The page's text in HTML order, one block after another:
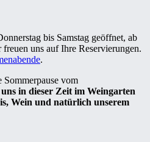
bis Samstag geöffnet, ab
uns auf Ihre Reservierungen.
.
Sommerpause vom
in dieser Zeit im Weingarten
Wein und natürlich unserem